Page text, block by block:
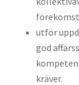
utför
god
kräver.